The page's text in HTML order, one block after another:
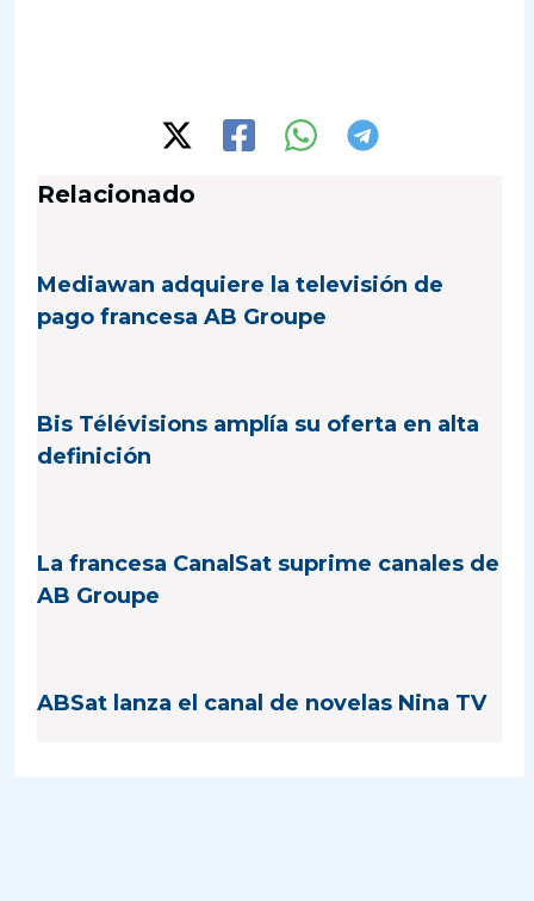
Relacionado
Mediawan adquiere la televisión de
pago francesa AB Groupe
Bis Télévisions amplía su oferta en alta
definición
La francesa CanalSat suprime canales de
AB Groupe
ABSat lanza el canal de novelas Nina TV